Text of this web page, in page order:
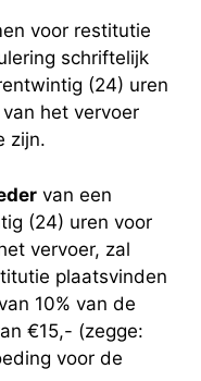
voor restitutie
schriftelijk
(24) uren
het vervoer
zijn.
van een
(24) uren voor
vervoer, zal
plaatsvinden
10% van de
€15,- (zegge:
voor de